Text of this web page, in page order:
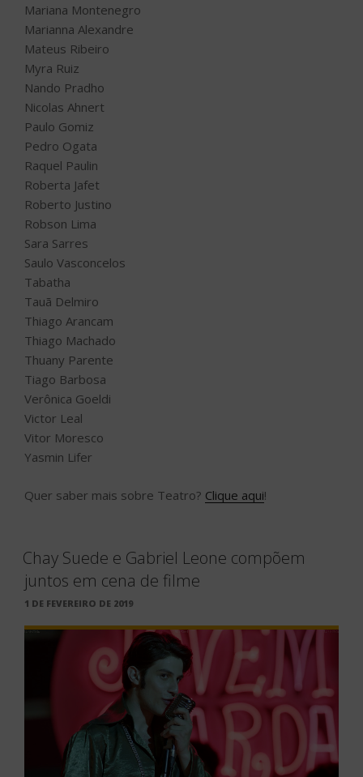
Mariana Montenegro
Marianna Alexandre
Mateus Ribeiro
Myra Ruiz
Nando Pradho
Nicolas Ahnert
Paulo Gomiz
Pedro Ogata
Raquel Paulin
Roberta Jafet
Roberto Justino
Robson Lima
Sara Sarres
Saulo Vasconcelos
Tabatha
Tauã Delmiro
Thiago Arancam
Thiago Machado
Thuany Parente
Tiago Barbosa
Verônica Goeldi
Victor Leal
Vitor Moresco
Yasmin Lifer
Quer saber mais sobre Teatro? Clique aqui!
Chay Suede e Gabriel Leone compõem
juntos em cena de filme
PUBLICADO
1 DE FEVEREIRO DE 2019